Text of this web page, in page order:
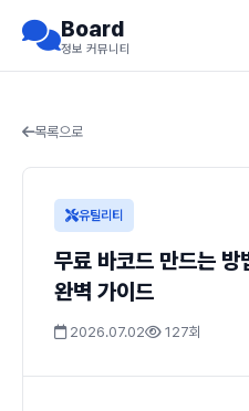
Board
정보 커뮤니티
목록으로
유틸리티
무료 바코드 만드는
완벽 가이드
2026.07.02 127회